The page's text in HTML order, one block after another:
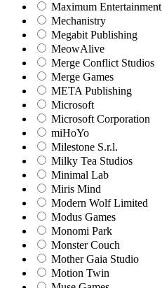
Maximum Entertainment
Mechanistry
Megabit Publishing
MeowAlive
Merge Conflict Studios
Merge Games
META Publishing
Microsoft
Microsoft Corporation‬
miHoYo
Milestone S.r.l.
Milky Tea Studios
Minimal Lab
Miris Mind
Modern Wolf Limited
Modus Games
Monomi Park
Monster Couch
Mother Gaia Studio
Motion Twin